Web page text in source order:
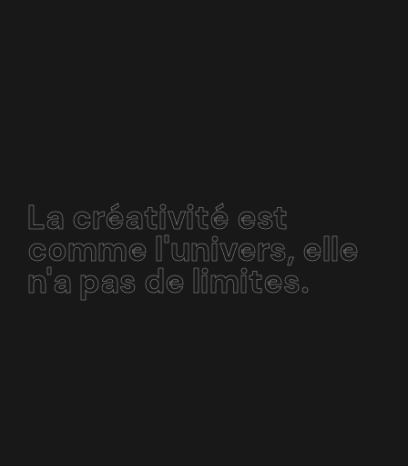
La créativité est
comme l'univers, elle
n'a pas de limites.